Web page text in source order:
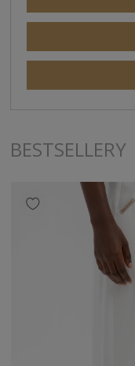
BESTSELLERY